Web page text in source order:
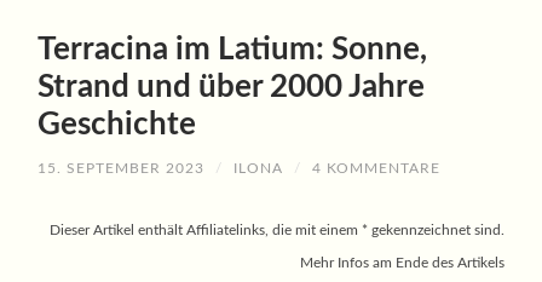
Terracina im Latium: Sonne,
Strand und über 2000 Jahre
Geschichte
15. SEPTEMBER 2023 / ILONA / 4 KOMMENTARE
Dieser Artikel enthält Affiliatelinks, die mit einem * gekennzeichnet sind.
Mehr Infos am Ende des Artikels